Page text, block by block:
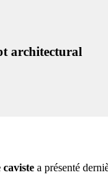
architectural
caviste a présenté